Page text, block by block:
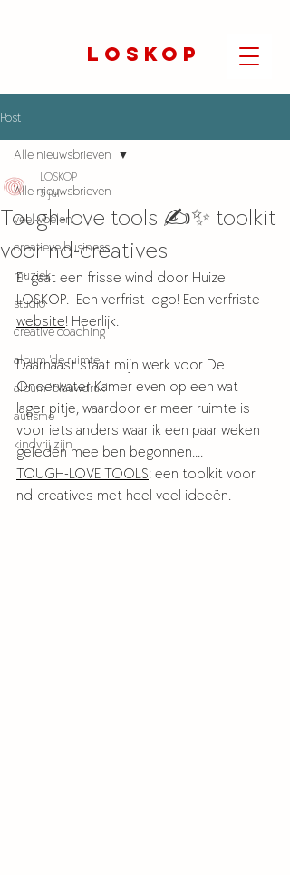
LOSKOP
Post
Alle nieuwsbrieven
veel-voelen
creatieve business
muziek
studio
creative coaching
album 'de ruimte'
album 'blauwdruk'
autisme
kindvrij zijn
Alle nieuwsbrieven
Tough-love tools ✍️✨ toolkit
voor nd-creatives
LOSKOP
5 jul
Er gaat een frisse wind door Huize
LOSKOP.  Een verfrist logo! Een verfriste
website! Heerlijk.
Daarnaast staat mijn werk voor De
Onderwater Kamer even op een wat
lager pitje, waardoor er meer ruimte is
voor iets anders waar ik een paar weken
geleden mee ben begonnen....
TOUGH-LOVE TOOLS: een toolkit voor
nd-creatives met heel veel ideeën.